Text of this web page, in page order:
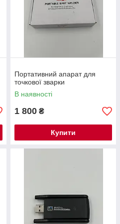
Портативний апарат для
точкової зварки
В наявності
1 800 ₴
Купити